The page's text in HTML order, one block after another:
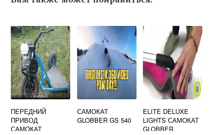
ПЕРЕДНИЙ
ПРИВОД
САМОКАТ
САМОКАТ
GLOBBER GS 540
ELITE DELUXE
LIGHTS САМОКАТ
GLOBBER